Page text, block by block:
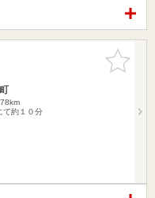
お気に入
りに追加
て約１０分